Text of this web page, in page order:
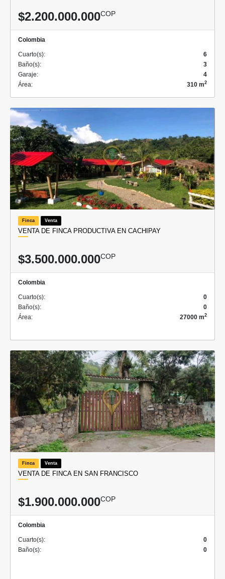
$2.200.000.000COP
Colombia
Cuarto(s):
6
Baño(s):
3
Garaje:
4
Área:
310 m2
Finca Venta
VENTA DE FINCA PRODUCTIVA EN CACHIPAY
$3.500.000.000COP
Colombia
Cuarto(s):
0
Baño(s):
0
Área:
27000 m2
Finca Venta
VENTA DE FINCA EN SAN FRANCISCO
$1.900.000.000COP
Colombia
Cuarto(s):
0
Baño(s):
0